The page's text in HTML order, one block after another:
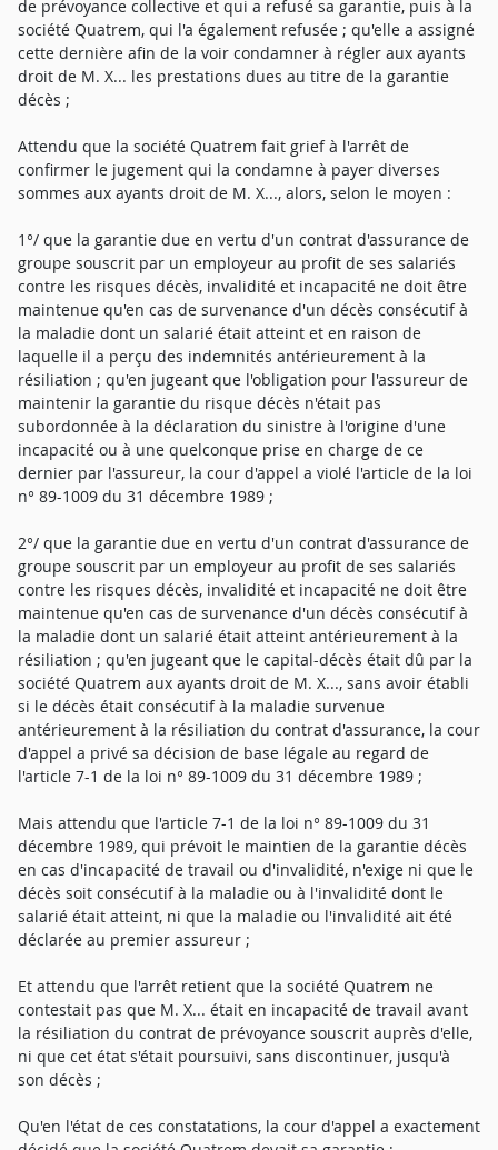
de prévoyance collective et qui a refusé sa garantie, puis à la
société Quatrem, qui l'a également refusée ; qu'elle a assigné
cette dernière afin de la voir condamner à régler aux ayants
droit de M. X... les prestations dues au titre de la garantie
décès ;
Attendu que la société Quatrem fait grief à l'arrêt de
confirmer le jugement qui la condamne à payer diverses
sommes aux ayants droit de M. X..., alors, selon le moyen :
1°/ que la garantie due en vertu d'un contrat d'assurance de
groupe souscrit par un employeur au profit de ses salariés
contre les risques décès, invalidité et incapacité ne doit être
maintenue qu'en cas de survenance d'un décès consécutif à
la maladie dont un salarié était atteint et en raison de
laquelle il a perçu des indemnités antérieurement à la
résiliation ; qu'en jugeant que l'obligation pour l'assureur de
maintenir la garantie du risque décès n'était pas
subordonnée à la déclaration du sinistre à l'origine d'une
incapacité ou à une quelconque prise en charge de ce
dernier par l'assureur, la cour d'appel a violé l'article de la loi
n° 89-1009 du 31 décembre 1989 ;
2°/ que la garantie due en vertu d'un contrat d'assurance de
groupe souscrit par un employeur au profit de ses salariés
contre les risques décès, invalidité et incapacité ne doit être
maintenue qu'en cas de survenance d'un décès consécutif à
la maladie dont un salarié était atteint antérieurement à la
résiliation ; qu'en jugeant que le capital-décès était dû par la
société Quatrem aux ayants droit de M. X..., sans avoir établi
si le décès était consécutif à la maladie survenue
antérieurement à la résiliation du contrat d'assurance, la cour
d'appel a privé sa décision de base légale au regard de
l'article 7-1 de la loi n° 89-1009 du 31 décembre 1989 ;
Mais attendu que l'article 7-1 de la loi n° 89-1009 du 31
décembre 1989, qui prévoit le maintien de la garantie décès
en cas d'incapacité de travail ou d'invalidité, n'exige ni que le
décès soit consécutif à la maladie ou à l'invalidité dont le
salarié était atteint, ni que la maladie ou l'invalidité ait été
déclarée au premier assureur ;
Et attendu que l'arrêt retient que la société Quatrem ne
contestait pas que M. X... était en incapacité de travail avant
la résiliation du contrat de prévoyance souscrit auprès d'elle,
ni que cet état s'était poursuivi, sans discontinuer, jusqu'à
son décès ;
Qu'en l'état de ces constatations, la cour d'appel a exactement